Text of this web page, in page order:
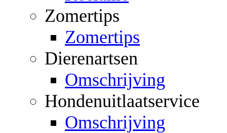
Zomertips
Zomertips
Dierenartsen
Omschrijving
Hondenuitlaatservice
Omschrijving